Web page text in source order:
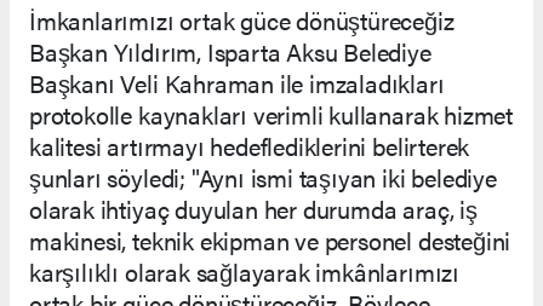
İmkanlarımızı ortak güce dönüştüreceğiz
Başkan Yıldırım, Isparta Aksu Belediye
Başkanı Veli Kahraman ile imzaladıkları
protokolle kaynakları verimli kullanarak hizmet
kalitesi artırmayı hedeflediklerini belirterek
şunları söyledi; "Aynı ismi taşıyan iki belediye
olarak ihtiyaç duyulan her durumda araç, iş
makinesi, teknik ekipman ve personel desteğini
karşılıklı olarak sağlayarak imkânlarımızı